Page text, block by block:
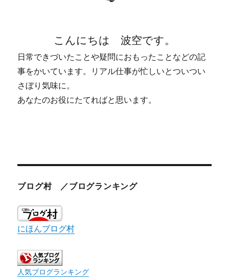
こんにちは 波空です。
日常できづいたことや疑問におもったことなどの記
事をかいています。リアル仕事が忙しいとついつい
さぼり気味に。
あなたのお役にたてればと思います。
ブログ村 ／ブログランキング
にほんブログ村
人気ブログランキング